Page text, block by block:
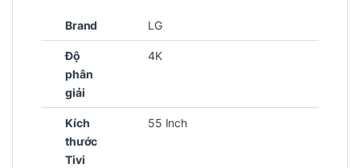
Brand LG
Độ
phân
giải
4K
Kích
thước
Tivi
55 Inch